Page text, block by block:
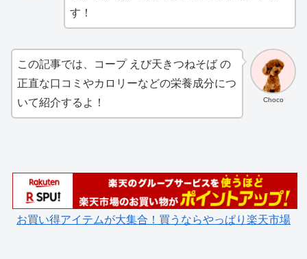
す！
Choco
この記事では、コープ えび天きつねそば の
正直な口コミやカロリーなどの栄養成分につ
いて紹介するよ！
お買い得アイテムが大集合！買うならやっぱり楽天市場